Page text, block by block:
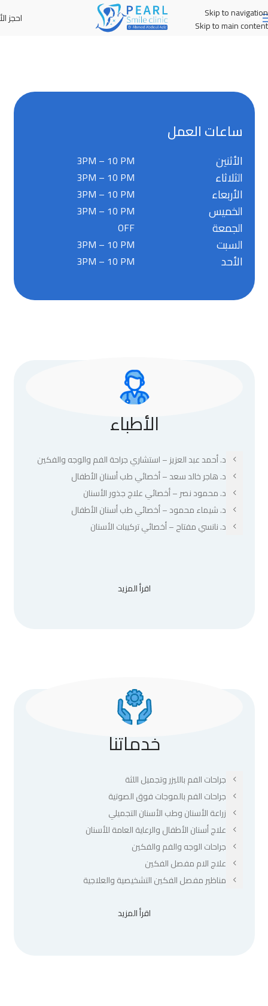
Skip to navigation
Skip to main content
MENU احجز
ساعات العمل
3PM – 10 PM الأثنين
3PM – 10 PM الثلاثاء
3PM – 10 PM الأربعاء
3PM – 10 PM الخميس
OFF الجمعة
3PM – 10 PM السبت
3PM – 10 PM الأحد
الأطباء
د. أحمد عبد العزيز – استشاري جراحة الفم والوجه والفكين
د. هاجر خالد سعد – أخصائي طب أسنان الأطفال
د. محمود نصر – أخصائي علاج جذور الأسنان
د. شيماء محمود – أخصائي طب أسنان الأطفال
د. نانسي مفتاح – أخصائي تركيبات الأسنان
اقرأ المزيد
خدماتنا
جراحات الفم بالليزر وتجميل اللثة
جراحات الفم بالموجات فوق الصوتية
زراعة الأسنان وطب الأسنان التجميلي
علاج أسنان الأطفال والرعاية العامة للأسنان
جراحات الوجه والفم والفكين
علاج الام مفصل الفكين
مناظير مفصل الفكين التشخيصية والعلاجية
اقرأ المزيد